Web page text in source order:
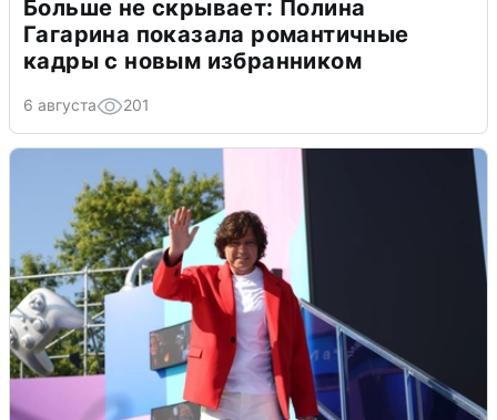
Больше не скрывает: Полина
Гагарина показала романтичные
кадры с новым избранником
6 августа 201